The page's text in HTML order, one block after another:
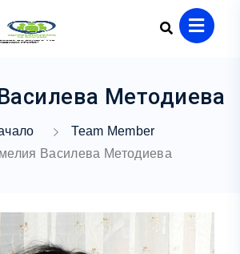
Методиева
Team Member
Василева Методиева